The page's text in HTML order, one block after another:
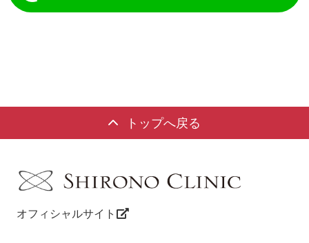
トップへ戻る
オフィシャルサイト